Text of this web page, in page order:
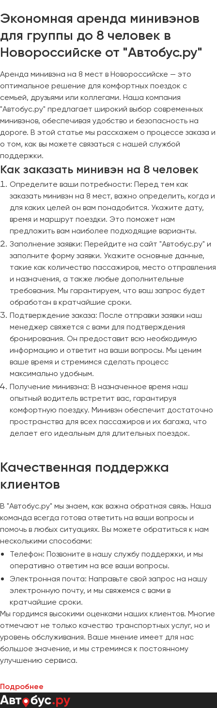
Экономная аренда минивэнов
для группы до 8 человек в
Новороссийске от "Автобус.ру"
Аренда минивэна на 8 мест в Новороссийске — это
оптимальное решение для комфортных поездок с
семьей, друзьями или коллегами. Наша компания
"Автобус.ру" предлагает широкий выбор современных
минивэнов, обеспечивая удобство и безопасность на
дороге. В этой статье мы расскажем о процессе заказа и
о том, как вы можете связаться с нашей службой
поддержки.
Как заказать минивэн на 8 человек
Определите ваши потребности: Перед тем как
заказать минивэн на 8 мест, важно определить, когда и
для каких целей он вам понадобится. Укажите дату,
время и маршрут поездки. Это поможет нам
предложить вам наиболее подходящие варианты.
Заполнение заявки: Перейдите на сайт "Автобус.ру" и
заполните форму заявки. Укажите основные данные,
такие как количество пассажиров, место отправления
и назначения, а также любые дополнительные
требования. Мы гарантируем, что ваш запрос будет
обработан в кратчайшие сроки.
Подтверждение заказа: После отправки заявки наш
менеджер свяжется с вами для подтверждения
бронирования. Он предоставит всю необходимую
информацию и ответит на ваши вопросы. Мы ценим
ваше время и стремимся сделать процесс
максимально удобным.
Получение минивэна: В назначенное время наш
опытный водитель встретит вас, гарантируя
комфортную поездку. Минивэн обеспечит достаточно
пространства для всех пассажиров и их багажа, что
делает его идеальным для длительных поездок.
Качественная поддержка
клиентов
В "Автобус.ру" мы знаем, как важна обратная связь. Наша
команда всегда готова ответить на ваши вопросы и
помочь в любых ситуациях. Вы можете обратиться к нам
несколькими способами:
Телефон: Позвоните в нашу службу поддержки, и мы
оперативно ответим на все ваши вопросы.
Электронная почта: Направьте свой запрос на нашу
электронную почту, и мы свяжемся с вами в
кратчайшие сроки.
Мы гордимся высокими оценками наших клиентов. Многие
отмечают не только качество транспортных услуг, но и
уровень обслуживания. Ваше мнение имеет для нас
большое значение, и мы стремимся к постоянному
улучшению сервиса.
Подробнее
Тольятти
Томск
Тюмень
Улан-Удэ
Ульяновск
Уфа
Феодосия
Хабаровск
Чебоксары
Челябинск
Череповец
Якутск
Ялта
Ярославль